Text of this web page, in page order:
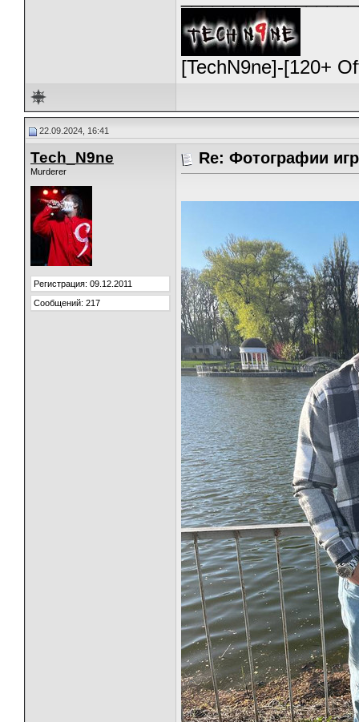
[TechN9ne]-[120+
22.09.2024, 16:41
Tech_N9ne
Murderer
Регистрация: 09.12.2011
Сообщений: 217
Re: Фотографии